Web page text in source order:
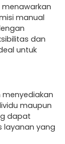
menawarkan
manual
dan
untuk
menyediakan
maupun
dapat
layanan yang